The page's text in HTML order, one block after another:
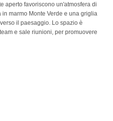
aperto favoriscono un'atmosfera di
marmo Monte Verde e una griglia
il paesaggio. Lo spazio è
e sale riunioni, per promuovere